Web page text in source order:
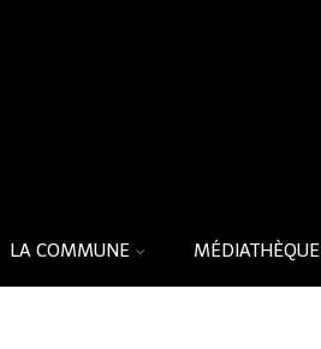
LA COMMUNE MÉDIATHÈQUE